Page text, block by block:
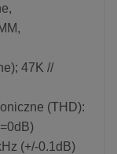
47K //
(THD):
(+/-0.1dB)